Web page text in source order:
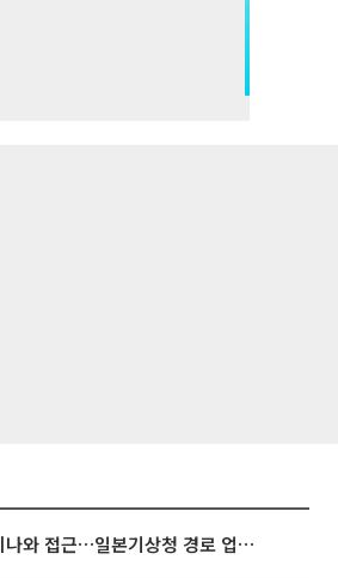
태풍 '돌핀' 오키나와 접근…일본기상청 경로 업데이트